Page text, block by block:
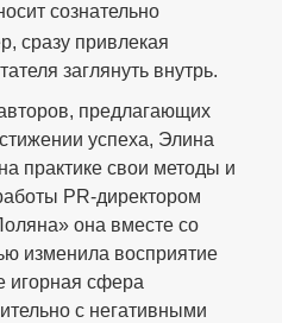
сознательно
сразу привлекая
заглянуть внутрь.
предлагающих
успеха, Элина
практике свои методы и
PR-директором
она вместе со
изменила восприятие
игорная сфера
с негативными